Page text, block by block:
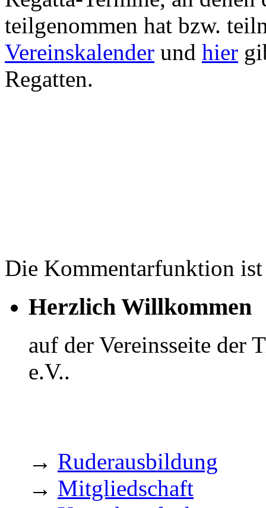
teilgenommen hat bzw.
Vereinskalender und hier
Regatten.
Die Kommentarfunktion ist
Herzlich Willkommen
auf der Vereinsseite der
e.V..
→ Ruderausbildung
→ Mitgliedschaft